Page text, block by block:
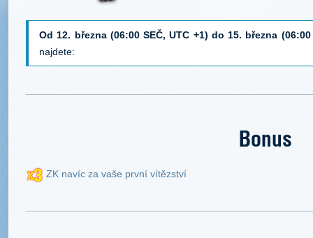
Od 12. března (06:00 SEČ, UTC +1) do 15. března (06:00
najdete:
Bonus
ZK navíc za vaše první vítězství